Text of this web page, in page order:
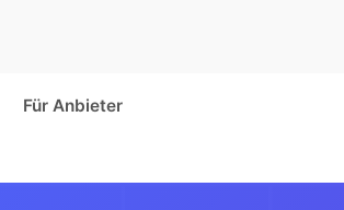
Für Anbieter